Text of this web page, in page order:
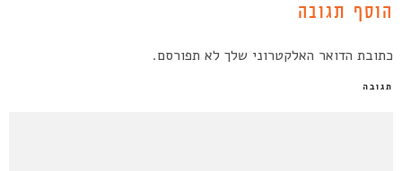
הוסף תגובה
כתובת הדואר האלקטרוני שלך לא תפורסם.
תגובה